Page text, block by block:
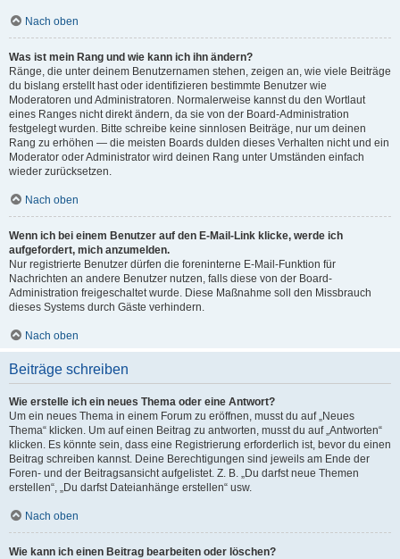
Nach oben
Was ist mein Rang und wie kann ich ihn ändern?
Ränge, die unter deinem Benutzernamen stehen, zeigen an, wie viele Beiträge
du bislang erstellt hast oder identifizieren bestimmte Benutzer wie
Moderatoren und Administratoren. Normalerweise kannst du den Wortlaut
eines Ranges nicht direkt ändern, da sie von der Board-Administration
festgelegt wurden. Bitte schreibe keine sinnlosen Beiträge, nur um deinen
Rang zu erhöhen — die meisten Boards dulden dieses Verhalten nicht und ein
Moderator oder Administrator wird deinen Rang unter Umständen einfach
wieder zurücksetzen.
Nach oben
Wenn ich bei einem Benutzer auf den E-Mail-Link klicke, werde ich
aufgefordert, mich anzumelden.
Nur registrierte Benutzer dürfen die foreninterne E-Mail-Funktion für
Nachrichten an andere Benutzer nutzen, falls diese von der Board-
Administration freigeschaltet wurde. Diese Maßnahme soll den Missbrauch
dieses Systems durch Gäste verhindern.
Nach oben
Beiträge schreiben
Wie erstelle ich ein neues Thema oder eine Antwort?
Um ein neues Thema in einem Forum zu eröffnen, musst du auf „Neues
Thema“ klicken. Um auf einen Beitrag zu antworten, musst du auf „Antworten“
klicken. Es könnte sein, dass eine Registrierung erforderlich ist, bevor du einen
Beitrag schreiben kannst. Deine Berechtigungen sind jeweils am Ende der
Foren- und der Beitragsansicht aufgelistet. Z. B. „Du darfst neue Themen
erstellen“, „Du darfst Dateianhänge erstellen“ usw.
Nach oben
Wie kann ich einen Beitrag bearbeiten oder löschen?